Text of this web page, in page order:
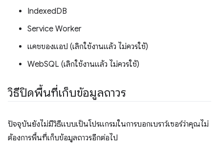
IndexedDB
Service Worker
แคชของแอป (เลิกใช้งานแล้ว ไม่ควรใช้)
WebSQL (เลิกใช้งานแล้ว ไม่ควรใช้)
วิธีปิดพื้นที่เก็บข้อมูลถาวร
ปัจจุบันยังไม่มีวิธีแบบเป็นโปรแกรมในการบอกเบราว์เซอร์ว่าคุณไม่
ต้องการพื้นที่เก็บข้อมูลถาวรอีกต่อไป